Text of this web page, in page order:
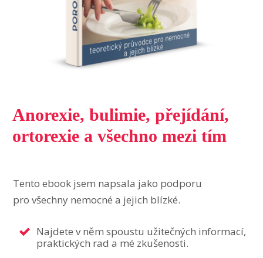
Anorexie, bulimie, přejídání,
ortorexie a všechno mezi tím
Tento ebook jsem napsala jako podporu
pro všechny nemocné a jejich blízké.
Najdete v něm spoustu užitečných informací,
praktických rad a mé zkušenosti.